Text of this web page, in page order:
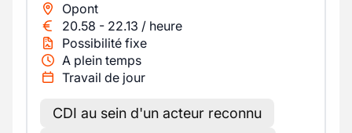
Opont
20.58 - 22.13 / heure
Possibilité fixe
A plein temps
Travail de jour
CDI au sein d'un acteur reconnu